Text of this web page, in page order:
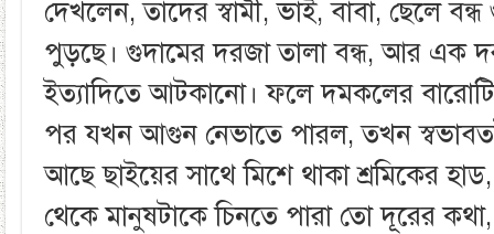
দেখলেন, তাদের স্বামী, ভাই, বাবা, ছেলে
পুড়ছে। গুদামের দরজা তালা বন্ধ, আর এক
ইত্যাদিতে আটকানো। ফলে দমকলের বারোটি
পর যখন আগুন নেভাতে পারল, তখন
আছে ছাইয়ের সাথে মিশে থাকা শ্রমিকের
থেকে মানুষটাকে চিনতে পারা তো দূরের